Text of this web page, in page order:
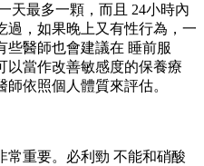
最多一顆，而且 24小時內
過，如果晚上又有性行為，一
些醫師也會建議在 睡前服
以當作改善敏感度的保養療
依照個人體質來評估。
常重要。必利勁 不能和硝酸